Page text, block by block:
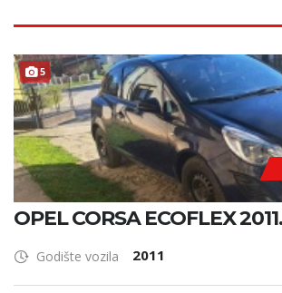
5
OPEL CORSA ECOFLEX 2011.
Godište vozila 2011